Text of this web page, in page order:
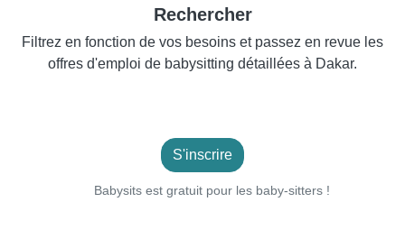
Rechercher
Filtrez en fonction de vos besoins et passez en revue les
offres d'emploi de babysitting détaillées à Dakar.
S'inscrire
Babysits est gratuit pour les baby-sitters !